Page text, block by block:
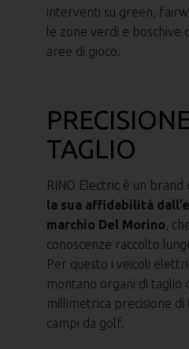
interventi su green,
le zone verdi e boschive
aree di gioco.
TAGLIO
RINO Electric è un brand
la sua affidabilità
marchio Del Morino,
conoscenze raccolto
Per questo i veicoli
montano organi di taglio
millimetrica precisione di
campi da golf.